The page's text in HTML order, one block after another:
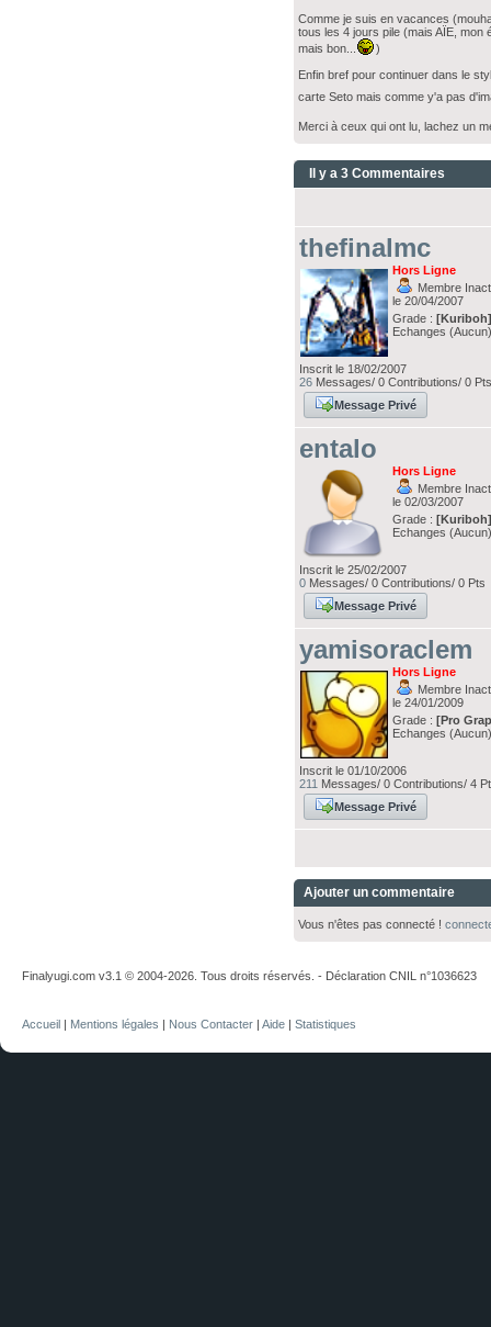
Comme je suis en vacances
tous les 4 jours pile (mais AÏE,
mais bon...
)
Enfin bref pour continuer dans le
carte Seto mais comme y'a pas
Merci à ceux qui ont lu, lachez un
Il y a 3 Commentaires
thefinalmc
Hors Ligne
Membre
le 20/04/2007
Grade :
Echanges
Inscrit le 18/02/2007
26 Messages/ 0 Contributions/ 0
Message Privé
entalo
Hors Ligne
Membre
le 02/03/2007
Grade :
Echanges
Inscrit le 25/02/2007
0 Messages/ 0 Contributions/ 0 Pts
Message Privé
yamisoraclem
Hors Ligne
Membre
le 24/01/2009
Grade :[Pro
Echanges
Inscrit le 01/10/2006
211 Messages/ 0 Contributions/ 4
Message Privé
Ajouter un commentaire
Vous n'êtes pas connecté !
Finalyugi.com v3.1 © 2004-2026. Tous droits réservés. - Déclaration CNIL n°1036623
Accueil | Mentions légales | Nous Contacter | Aide | Statistiques